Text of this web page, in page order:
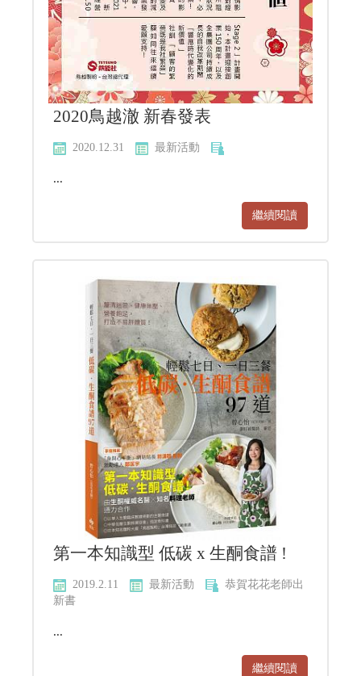
2020鳥越澈 新春發表
2020.12.31 最新活動
...
繼續閱讀
第一本知識型 低碳 x 生酮食譜 !
2019.2.11 最新活動
恭賀花花老師出
新書
...
繼續閱讀